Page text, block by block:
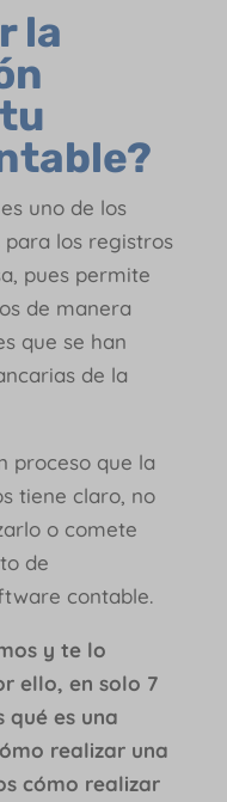
la
uno de los
los registros
pues permite
de manera
que se han
de la
proceso que la
tiene claro, no
o comete
de
contable.
y te lo
ello, en solo 7
qué es una
realizar una
cómo realizar